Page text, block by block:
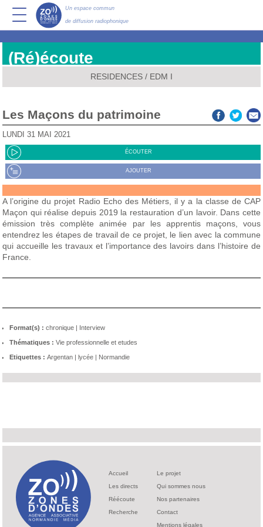
Un espace commun
de diffusion radiophonique
(Ré)écoute
RESIDENCES / EDM I
Les Maçons du patrimoine
LUNDI 31 MAI 2021
ÉCOUTER
AJOUTER
A l’origine du projet Radio Echo des Métiers, il y a la classe de CAP
Maçon qui réalise depuis 2019 la restauration d’un lavoir. Dans cette
émission très complète animée par les apprentis maçons, vous
entendrez les étapes de travail de ce projet, le lien avec la commune
qui accueille les travaux et l’importance des lavoirs dans l’histoire de
France.
Format(s) : chronique | Interview
Thématiques : Vie professionnelle et etudes
Etiquettes : Argentan | lycée | Normandie
Accueil
Les directs
Réécoute
Recherche
Le projet
Qui sommes nous
Nos partenaires
Contact
Mentions légales